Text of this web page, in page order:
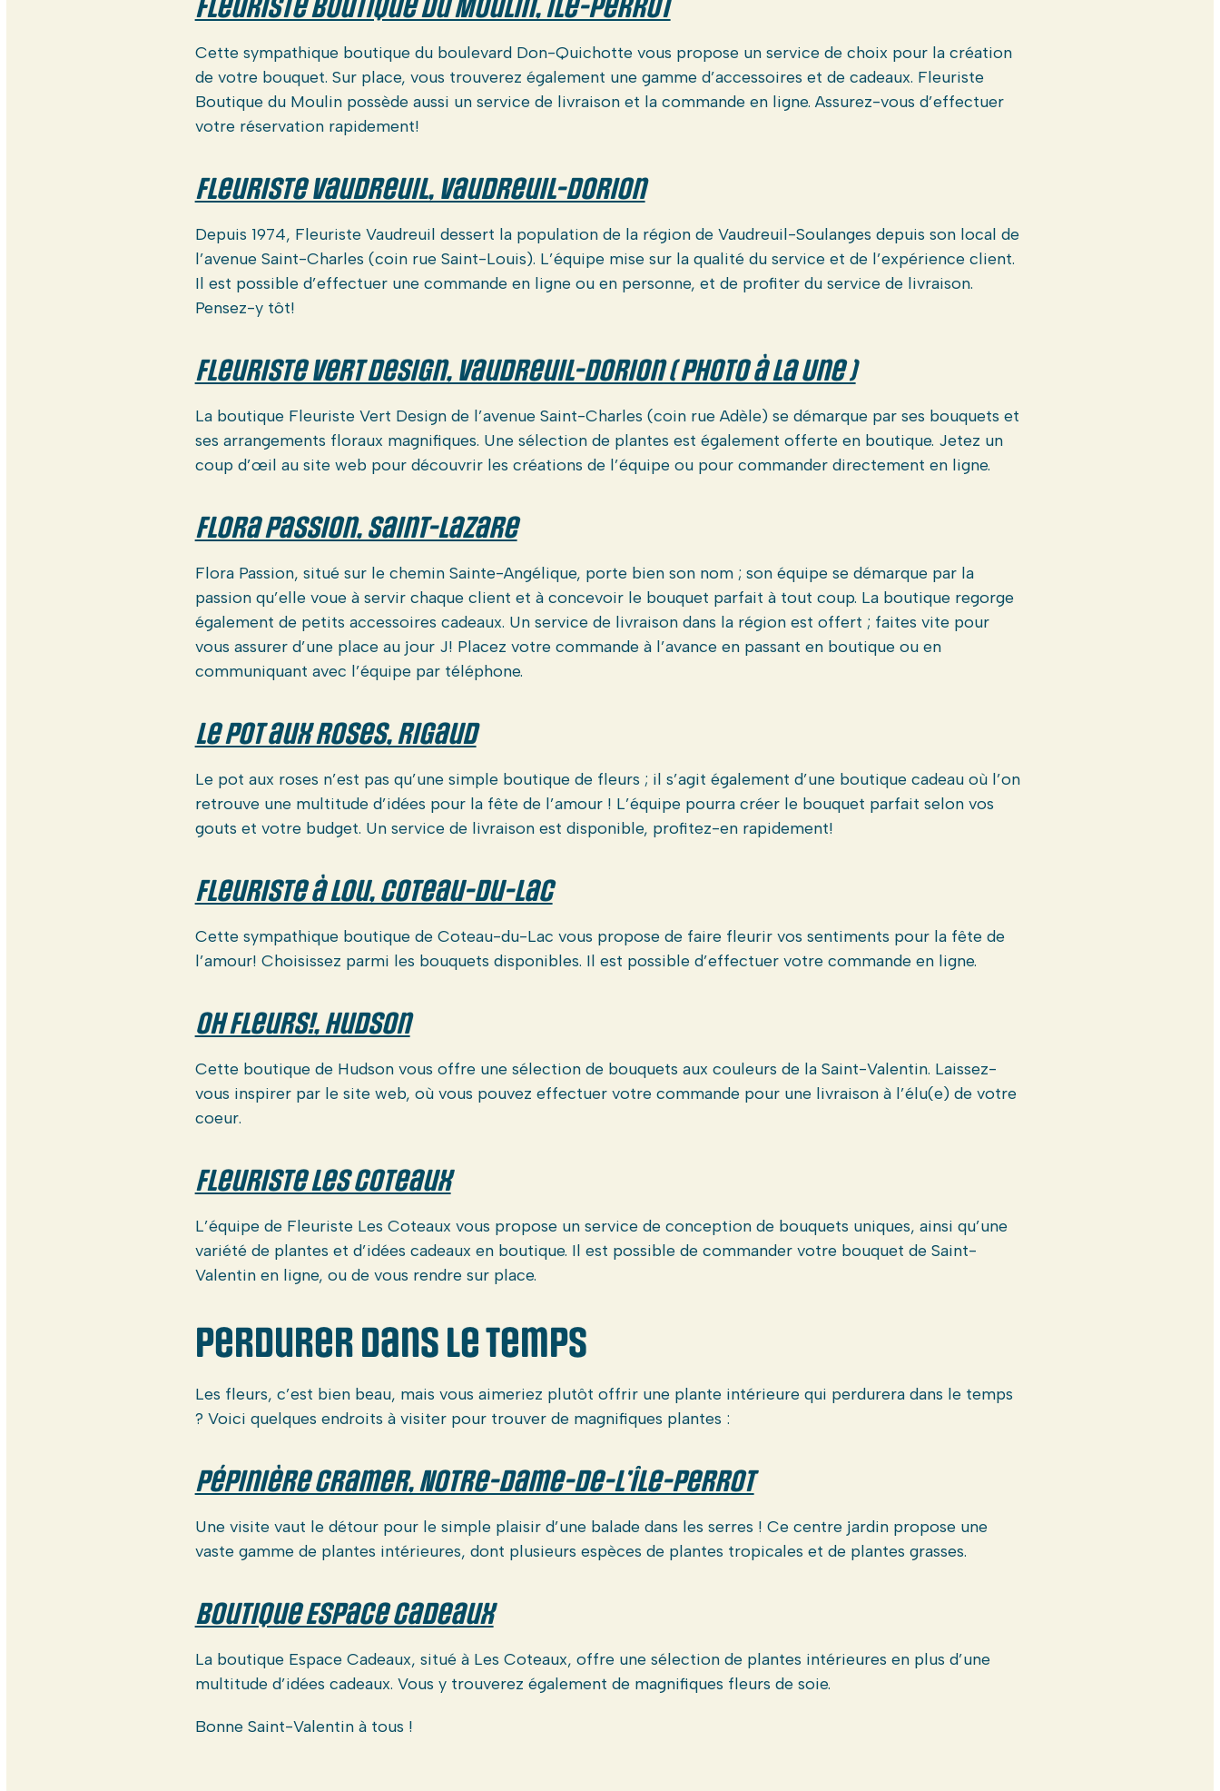
Fleuriste Boutique du Moulin, Ile-Perrot
Cette sympathique boutique du boulevard Don-Quichotte vous propose un service de choix pour la création
de votre bouquet. Sur place, vous trouverez également une gamme d’accessoires et de cadeaux. Fleuriste
Boutique du Moulin possède aussi un service de livraison et la commande en ligne. Assurez-vous d’effectuer
votre réservation rapidement!
Fleuriste Vaudreuil, Vaudreuil-Dorion
Depuis 1974, Fleuriste Vaudreuil dessert la population de la région de Vaudreuil-Soulanges depuis son local de
l’avenue Saint-Charles (coin rue Saint-Louis). L’équipe mise sur la qualité du service et de l’expérience client.
Il est possible d’effectuer une commande en ligne ou en personne, et de profiter du service de livraison.
Pensez-y tôt!
Fleuriste Vert Design, Vaudreuil-Dorion ( Photo à la Une )
La boutique Fleuriste Vert Design de l’avenue Saint-Charles (coin rue Adèle) se démarque par ses bouquets et
ses arrangements floraux magnifiques. Une sélection de plantes est également offerte en boutique. Jetez un
coup d’œil au site web pour découvrir les créations de l’équipe ou pour commander directement en ligne.
Flora Passion, Saint-Lazare
Flora Passion, situé sur le chemin Sainte-Angélique, porte bien son nom ; son équipe se démarque par la
passion qu’elle voue à servir chaque client et à concevoir le bouquet parfait à tout coup. La boutique regorge
également de petits accessoires cadeaux. Un service de livraison dans la région est offert ; faites vite pour
vous assurer d’une place au jour J! Placez votre commande à l’avance en passant en boutique ou en
communiquant avec l’équipe par téléphone.
Le pot aux roses, Rigaud
Le pot aux roses n’est pas qu’une simple boutique de fleurs ; il s’agit également d’une boutique cadeau où l’on
retrouve une multitude d’idées pour la fête de l’amour ! L’équipe pourra créer le bouquet parfait selon vos
gouts et votre budget. Un service de livraison est disponible, profitez-en rapidement!
Fleuriste à Lou, Coteau-du-Lac
Cette sympathique boutique de Coteau-du-Lac vous propose de faire fleurir vos sentiments pour la fête de
l’amour! Choisissez parmi les bouquets disponibles. Il est possible d’effectuer votre commande en ligne.
Oh Fleurs!, Hudson
Cette boutique de Hudson vous offre une sélection de bouquets aux couleurs de la Saint-Valentin. Laissez-
vous inspirer par le site web, où vous pouvez effectuer votre commande pour une livraison à l’élu(e) de votre
coeur.
Fleuriste Les Coteaux
L’équipe de Fleuriste Les Coteaux vous propose un service de conception de bouquets uniques, ainsi qu’une
variété de plantes et d’idées cadeaux en boutique. Il est possible de commander votre bouquet de Saint-
Valentin en ligne, ou de vous rendre sur place.
Perdurer dans le temps
Les fleurs, c’est bien beau, mais vous aimeriez plutôt offrir une plante intérieure qui perdurera dans le temps
? Voici quelques endroits à visiter pour trouver de magnifiques plantes :
Pépinière Cramer, Notre-Dame-de-l’Île-Perrot
Une visite vaut le détour pour le simple plaisir d’une balade dans les serres ! Ce centre jardin propose une
vaste gamme de plantes intérieures, dont plusieurs espèces de plantes tropicales et de plantes grasses.
Boutique Espace Cadeaux
La boutique Espace Cadeaux, situé à Les Coteaux, offre une sélection de plantes intérieures en plus d’une
multitude d’idées cadeaux. Vous y trouverez également de magnifiques fleurs de soie.
Bonne Saint-Valentin à tous !